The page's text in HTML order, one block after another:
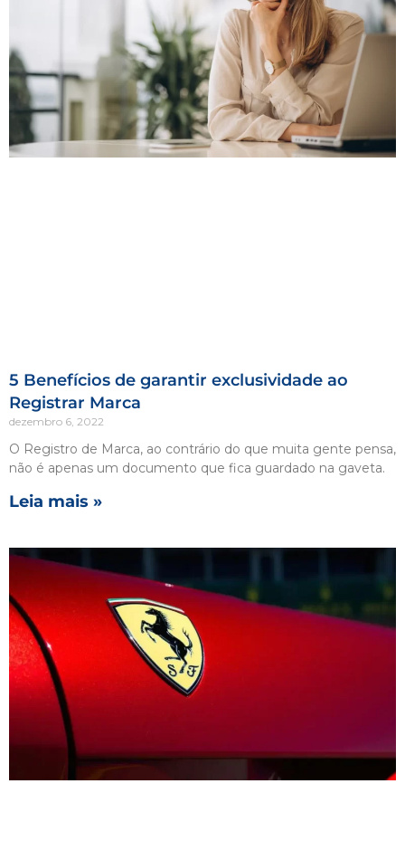
5 Benefícios de garantir exclusividade ao
Registrar Marca
dezembro 6, 2022
O Registro de Marca, ao contrário do que muita gente pensa,
não é apenas um documento que fica guardado na gaveta.
Leia mais »